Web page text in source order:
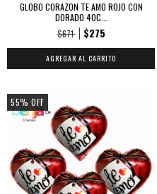
GLOBO CORAZON TE AMO ROJO CON
DORADO 40C...
$671
$275
55% OFF